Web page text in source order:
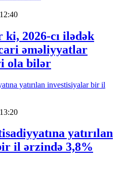
ki, 2026-cı ilədək
əməliyyatlar
ola bilər
yatırılan
il ərzində 3,8%